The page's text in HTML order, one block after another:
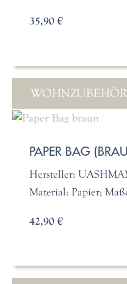
35,90 €
WOHNZUBEHÖR
PAPER BAG
Hersteller:
Material: Papier;
42,90 €